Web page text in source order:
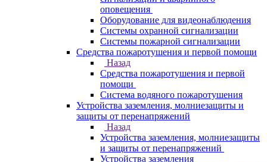
оповещения
Оборудование для видеонаблюдения
Системы охранной сигнализации
Системы пожарной сигнализации
Средства пожаротушения и первой помощи
Назад
Средства пожаротушения и первой
помощи
Система водяного пожаротушения
Устройства заземления, молниезащиты и
защиты от перенапряжений
Назад
Устройства заземления, молниезащиты
и защиты от перенапряжений
Устройства заземления